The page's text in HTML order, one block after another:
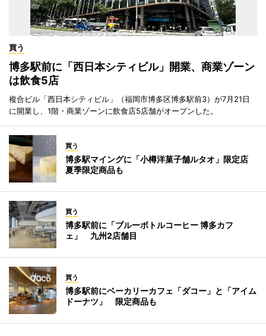
買う
博多駅前に「西日本シティビル」開業、商業ゾーン
は飲食5店
複合ビル「西日本シティビル」（福岡市博多区博多駅前3）が7月21日
に開業し、1階・商業ゾーンに飲食店5店舗がオープンした。
買う
博多駅マイングに「小樽洋菓子舗ルタオ」限定店
夏季限定商品も
買う
博多駅前に「ブルーボトルコーヒー 博多カフ
ェ」 九州2店舗目
買う
博多駅前にベーカリーカフェ「ダコー」と「アイム
ドーナツ」 限定商品も